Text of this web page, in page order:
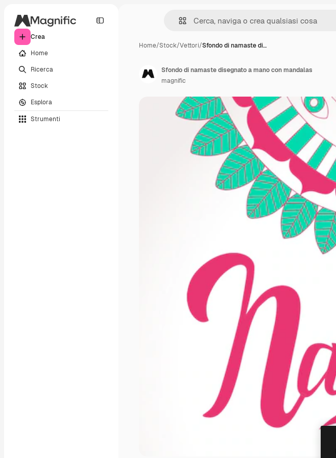
Crea
Home
Ricerca
Stock
Esplora
Strumenti
Home/Stock/Vettori/Sfondo di namaste di…
Sfondo di namaste disegnato a mano con mandalas
magnific